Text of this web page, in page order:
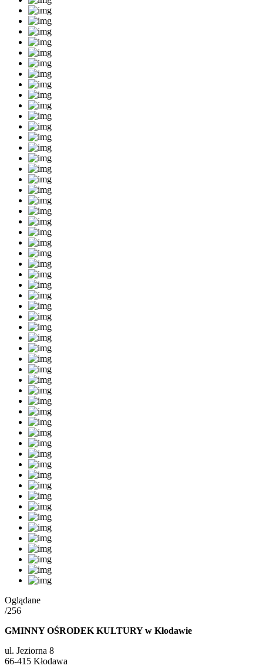
Oglądane
/256
GMINNY OŚRODEK KULTURY w Kłodawie
ul. Jeziorna 8
66-415 Kłodawa